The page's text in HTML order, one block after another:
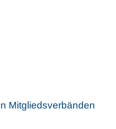
Mitgliedsverbänden